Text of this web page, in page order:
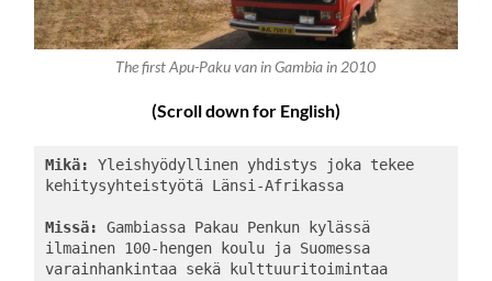
The first Apu-Paku van in Gambia in 2010
(Scroll down for English)
Mikä:
Yleishyödyllinen yhdistys joka tekee
kehitysyhteistyötä Länsi-Afrikassa
Missä:
Gambiassa Pakau Penkun kylässä
ilmainen 100-hengen koulu ja Suomessa
varainhankintaa sekä kulttuuritoimintaa